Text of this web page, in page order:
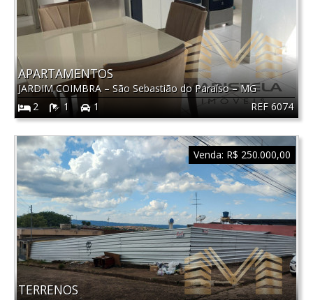
REF 6074
APARTAMENTOS
JARDIM COIMBRA – São Sebastião do Paraíso–MG
2
1 1
TERRENOS
Venda: R$ 250.000,00